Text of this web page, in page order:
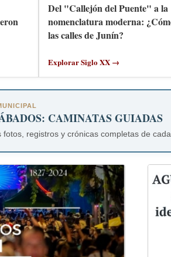
Del "Callejón del Puente" a la
nomenclatura moderna:
las calles de Junín?
Explorar Siglo XX →
CAMINATAS GUIADAS
registros y crónicas completas de